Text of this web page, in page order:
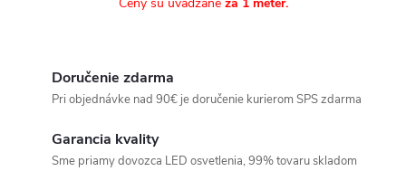
Doručenie zdarma
Pri objednávke nad 90€ je doručenie kurierom SPS zdarma
Garancia kvality
Sme priamy dovozca LED osvetlenia, 99% tovaru skladom